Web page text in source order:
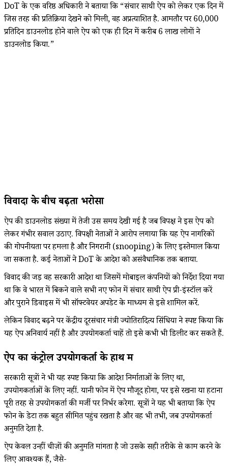
DoT के एक वरिष्ठ अधिकारी ने बताया कि “संचार साथी ऐप को लेकर एक दिन में
जिस तरह की प्रतिक्रिया देखने को मिली, वह अप्रत्याशित है. आमतौर पर 60,000
प्रतिदिन डाउनलोड होने वाले ऐप को एक ही दिन में करीब 6 लाख लोगों ने
डाउनलोड किया.”
विवादों के बीच बढ़ता भरोसा
ऐप की डाउनलोड संख्या में तेजी उस समय देखी गई है जब विपक्ष ने इस ऐप को
लेकर गंभीर सवाल उठाए. विपक्षी नेताओं ने आरोप लगाया कि यह ऐप नागरिकों
की गोपनीयता पर हमला है और निगरानी (snooping) के लिए इस्तेमाल किया
जा सकता है. कई नेताओं ने DoT के आदेश को असंवैधानिक तक बताया.
विवाद की जड़ वह सरकारी आदेश था जिसमें मोबाइल कंपनियों को निर्देश दिया गया
था कि वे भारत में बिकने वाले सभी नए फोन में संचार साथी ऐप प्री-इंस्टॉल करें
और पुराने डिवाइस में भी सॉफ्टवेयर अपडेट के माध्यम से इसे शामिल करें.
लेकिन विवाद बढ़ने पर केंद्रीय दूरसंचार मंत्री ज्योतिरादित्य सिंधिया ने स्पष्ट किया कि
यह ऐप अनिवार्य नहीं है और उपयोगकर्ता चाहें तो इसे कभी भी डिलीट कर सकते हैं.
ऐप का कंट्रोल उपयोगकर्ता के हाथ में
सरकारी सूत्रों ने भी यह स्पष्ट किया कि आदेश निर्माताओं के लिए था,
उपयोगकर्ताओं के लिए नहीं. यानी फोन में ऐप मौजूद होगा, पर इसे रखना या हटाना
पूरी तरह से उपयोगकर्ता की मर्जी पर निर्भर करेगा. सूत्रों ने यह भी बताया कि ऐप
फोन के डेटा तक बहुत सीमित पहुंच रखता है और वह भी तभी, जब उपयोगकर्ता
अनुमति देता है.
ऐप केवल उन्हीं चीज़ों की अनुमति मांगता है जो उसके सही तरीके से काम करने के
लिए आवश्यक हैं, जैसे-